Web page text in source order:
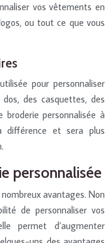
vos vêtements en
ou tout ce que vous
pour personnaliser
des casquettes, des
personnalisée à
différence et sera plus
personnalisée
avantages. Non
de personnaliser vos
permet d’augmenter